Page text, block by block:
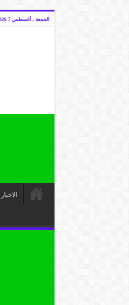
الجمعة , أغسطس 7 2026
الاخبار